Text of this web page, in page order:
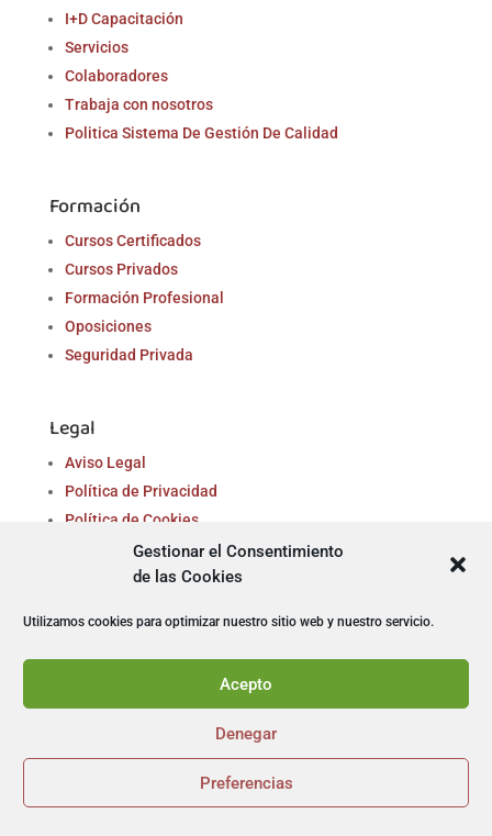
Gestionar el Consentimiento
de las Cookies
Utilizamos cookies para optimizar nuestro sitio web y nuestro servicio.
Acepto
Denegar
Preferencias
I+D Capacitación
Servicios
Colaboradores
Trabaja con nosotros
Politica Sistema De Gestión De Calidad
Formación
Cursos Certificados
Cursos Privados
Formación Profesional
Oposiciones
Seguridad Privada
Legal
Aviso Legal
Política de Privacidad
Política de Cookies
Términos y Condiciones
Prevención del Tratamiento del Acoso Laboral y
Transparencia
Preguntas
frecuentes